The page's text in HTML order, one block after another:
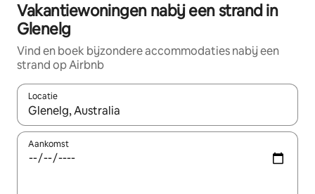
Vakantiewoningen nabij een strand in
Glenelg
Vind en boek bijzondere accommodaties nabij een
strand op Airbnb
Locatie
Wanneer er resultaten beschikbaar zijn, maak je een keuze
Aankomst